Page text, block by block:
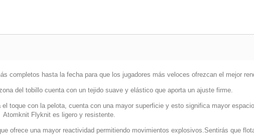
completos hasta la fecha para que los jugadores más veloces ofrezcan el mejor
del tobillo cuenta con un tejido suave y elástico que aporta un ajuste firme.
toque con la pelota, cuenta con una mayor superficie y esto significa mayor
Atomknit Flyknit es ligero y resistente.
ofrece una mayor reactividad permitiendo movimientos explosivos.Sentirás que